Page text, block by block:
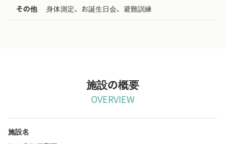
その他 身体測定、お誕生日会、避難訓練
施設の概要
OVERVIEW
施設名